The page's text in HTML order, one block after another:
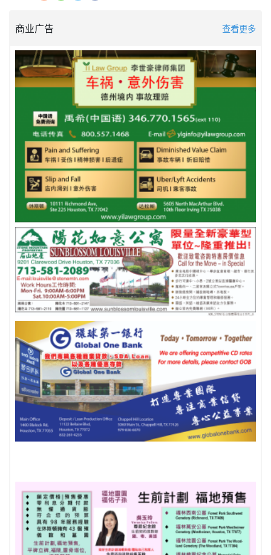
商业广告 查看更多